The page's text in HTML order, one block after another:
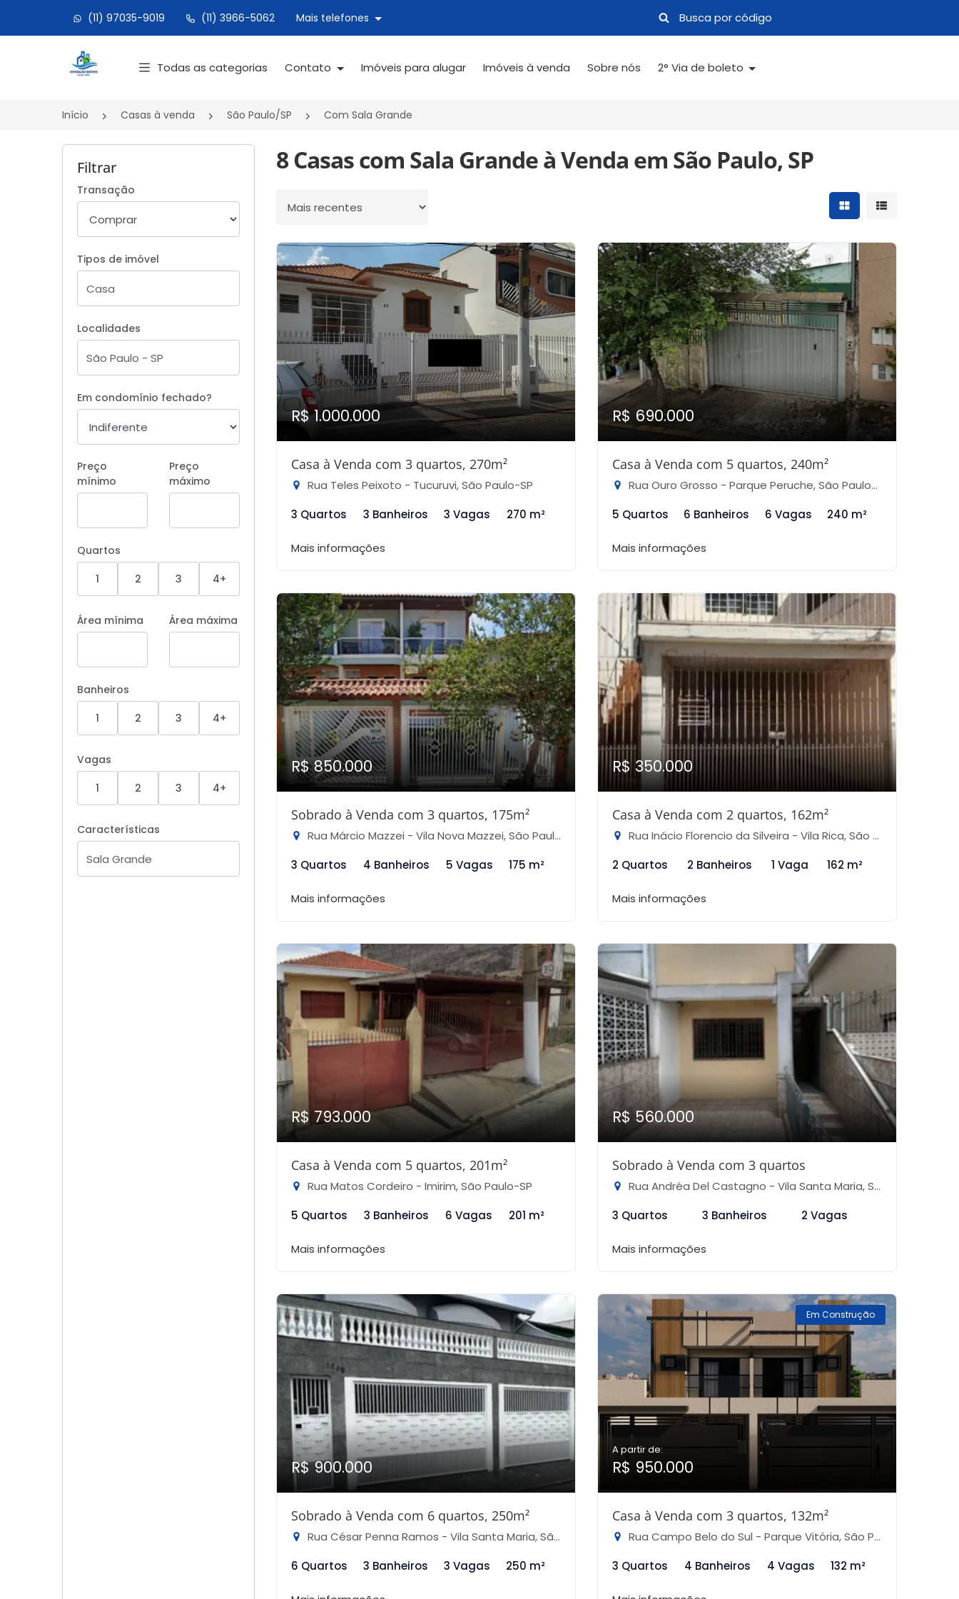
(11) 97035-9019 (11) 3966-5062 Mais telefones
Página inicial
Todas as categorias Contato Imóveis para alugar Imóveis à venda Sobre nós 2° Via de boleto
Início Casas à venda São Paulo/SP Com Sala Grande
Filtrar
Transação
Tipos de imóvel
Localidades
Em condomínio fechado?
Preço
mínimo
Preço
máximo
Quartos
1
2 3 4+
Área mínima Área máxima
Banheiros
1
2 3 4+
Vagas
1
2 3 4+
Características
8 Casas com Sala Grande à Venda em São Paulo, SP
Ordenar por Mostrar resultados
Mostrar
R$ 1.000.000
Casa à Venda com 3 quartos, 270m²
Rua Teles Peixoto - Tucuruvi, São Paulo-SP
3 Quartos
3 Banheiros 3 Vagas 270 m²
Mais informações
R$ 690.000
Casa à Venda com 5 quartos, 240m²
Rua Ouro Grosso - Parque Peruche, São Paulo-SP
5 Quartos
6 Banheiros 6 Vagas 240 m²
Mais informações
R$ 850.000
Sobrado à Venda com 3 quartos, 175m²
Rua Márcio Mazzei - Vila Nova Mazzei, São Paulo-SP
3 Quartos
4 Banheiros 5 Vagas 175 m²
Mais informações
R$ 350.000
Casa à Venda com 2 quartos, 162m²
Rua Inácio Florencio da Silveira - Vila Rica, São Paulo-SP
2 Quartos
2 Banheiros 1 Vaga 162 m²
Mais informações
R$ 793.000
Casa à Venda com 5 quartos, 201m²
Rua Matos Cordeiro - Imirim, São Paulo-SP
5 Quartos
3 Banheiros 6 Vagas 201 m²
Mais informações
R$ 560.000
Sobrado à Venda com 3 quartos
Rua Andréa Del Castagno - Vila Santa Maria, São Paulo-SP
3 Quartos
3 Banheiros 2 Vagas
Mais informações
R$ 900.000
Sobrado à Venda com 6 quartos, 250m²
Rua César Penna Ramos - Vila Santa Maria, São Paulo-SP
6 Quartos
3 Banheiros 3 Vagas 250 m²
Em Construção
A partir de:
R$ 950.000
Casa à Venda com 3 quartos, 132m²
Rua Campo Belo do Sul - Parque Vitória, São Paulo-SP
3 Quartos
4 Banheiros 4 Vagas 132 m²